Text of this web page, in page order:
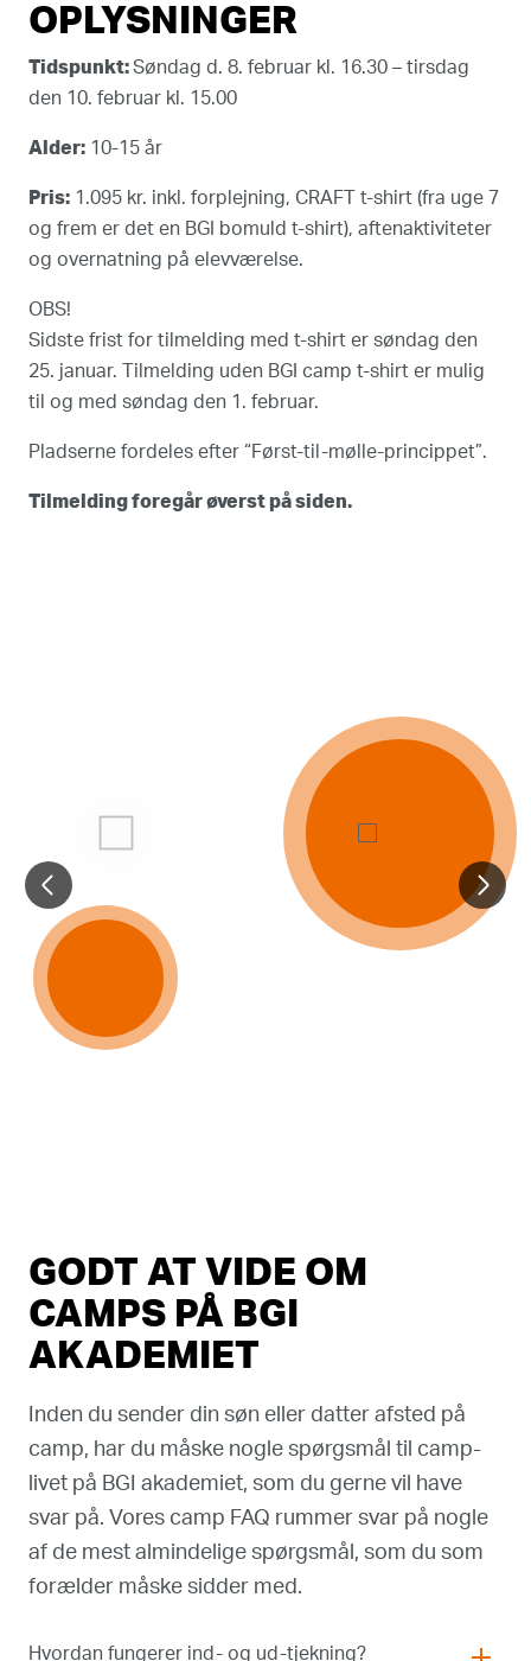
OPLYSNINGER
Tidspunkt:Søndag d. 8. februar kl. 16.30 – tirsdag
den 10. februar kl. 15.00
Alder: 10-15 år
Pris: 1.095 kr. inkl. forplejning, CRAFT t-shirt (fra uge 7
og frem er det en BGI bomuld t-shirt), aftenaktiviteter
og overnatning på elevværelse.
OBS!
Sidste frist for tilmelding med t-shirt er søndag den
25. januar. Tilmelding uden BGI camp t-shirt er mulig
til og med søndag den 1. februar.
Pladserne fordeles efter “Først-til-mølle-princippet”.
Tilmelding foregår øverst på siden.
GODT AT VIDE OM
CAMPS PÅ BGI
AKADEMIET
Inden du sender din søn eller datter afsted på
camp, har du måske nogle spørgsmål til camp-
livet på BGI akademiet, som du gerne vil have
svar på. Vores camp FAQ rummer svar på nogle
af de mest almindelige spørgsmål, som du som
forælder måske sidder med.
Hvordan fungerer ind- og ud-tjekning?